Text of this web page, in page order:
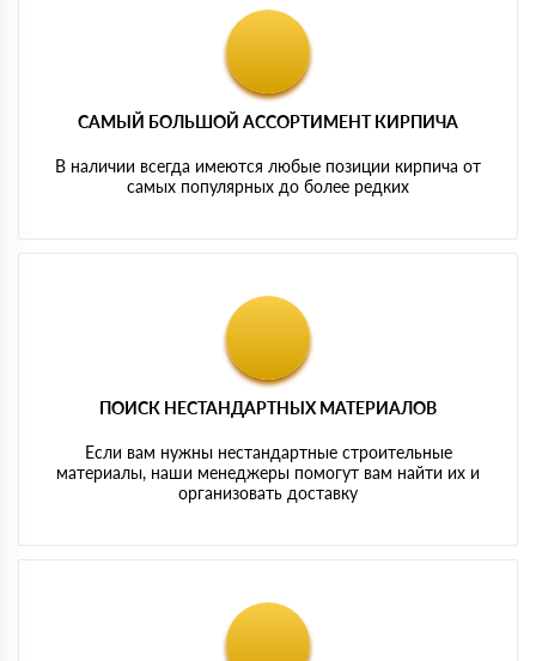
САМЫЙ БОЛЬШОЙ АССОРТИМЕНТ КИРПИЧА
В наличии всегда имеются любые позиции кирпича от
самых популярных до более редких
ПОИСК НЕСТАНДАРТНЫХ МАТЕРИАЛОВ
Если вам нужны нестандартные строительные
материалы, наши менеджеры помогут вам найти их и
организовать доставку